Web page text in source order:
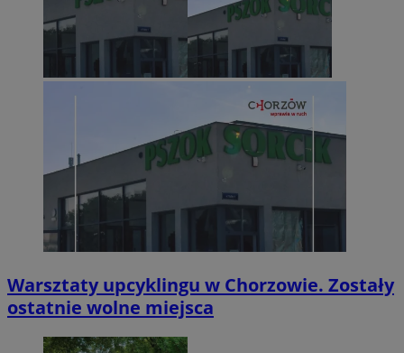
Warsztaty upcyklingu w Chorzowie. Zostały
ostatnie wolne miejsca